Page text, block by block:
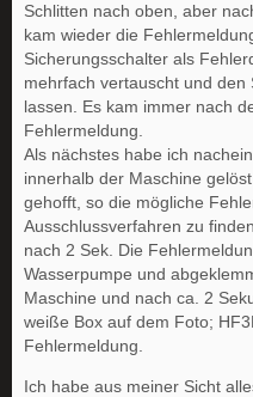
Schlitten nach oben, aber
kam wieder die
Sicherungsschalter als
mehrfach vertauscht und
lassen. Es kam immer nach
Fehlermeldung.
Als nächstes habe ich
innerhalb der Maschine
gehofft, so die mögliche
Ausschlussverfahren zu
nach 2 Sek. Die
Wasserpumpe und
Maschine und nach ca. 2
weiße Box auf dem Foto;
Fehlermeldung.
Ich habe aus meiner Sicht